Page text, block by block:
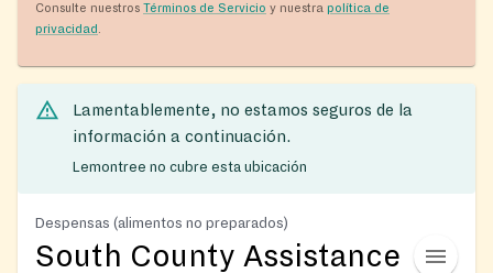
Consulte nuestros Términos de Servicio y nuestra política de
privacidad
Lamentablemente, no estamos seguros de la
información a continuación.
Lemontree no cubre esta ubicación
Despensas (alimentos no preparados)
South County Assistance